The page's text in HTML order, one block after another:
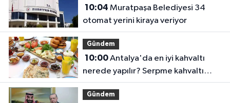
10:04
otomat yerini kiraya veriyor
Gündem
10:00Antalya'da en iyi kahvaltı
nerede yapılır? Serpme kahvaltı
fiyatları
Gündem